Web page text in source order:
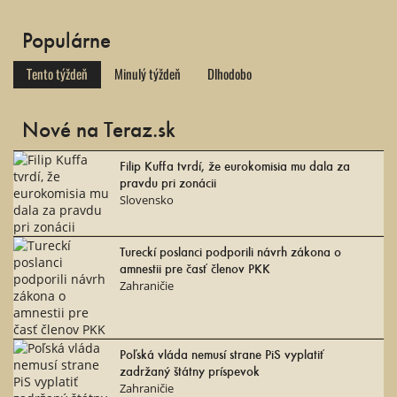
Populárne
Tento týždeň Minulý týždeň Dlhodobo
Nové na Teraz.sk
Filip Kuffa tvrdí, že eurokomisia mu dala za
pravdu pri zonácii
Slovensko
Tureckí poslanci podporili návrh zákona o
amnestii pre časť členov PKK
Zahraničie
Poľská vláda nemusí strane PiS vyplatiť
zadržaný štátny príspevok
Zahraničie